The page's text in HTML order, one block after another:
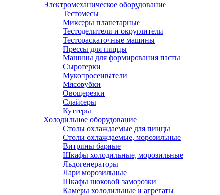
Электромеханическое оборудование
Тестомесы
Миксеры планетарные
Тестоделители и округлители
Тестораскаточные машины
Прессы для пиццы
Машины для формирования пасты
Сыротерки
Мукопросеиватели
Мясорубки
Овощерезки
Слайсеры
Куттеры
Холодильное оборудование
Столы охлаждаемые для пиццы
Столы охлаждаемые, морозильные
Витрины барные
Шкафы холодильные, морозильные
Льдогенераторы
Лари морозильные
Шкафы шоковой заморозки
Камеры холодильные и агрегаты